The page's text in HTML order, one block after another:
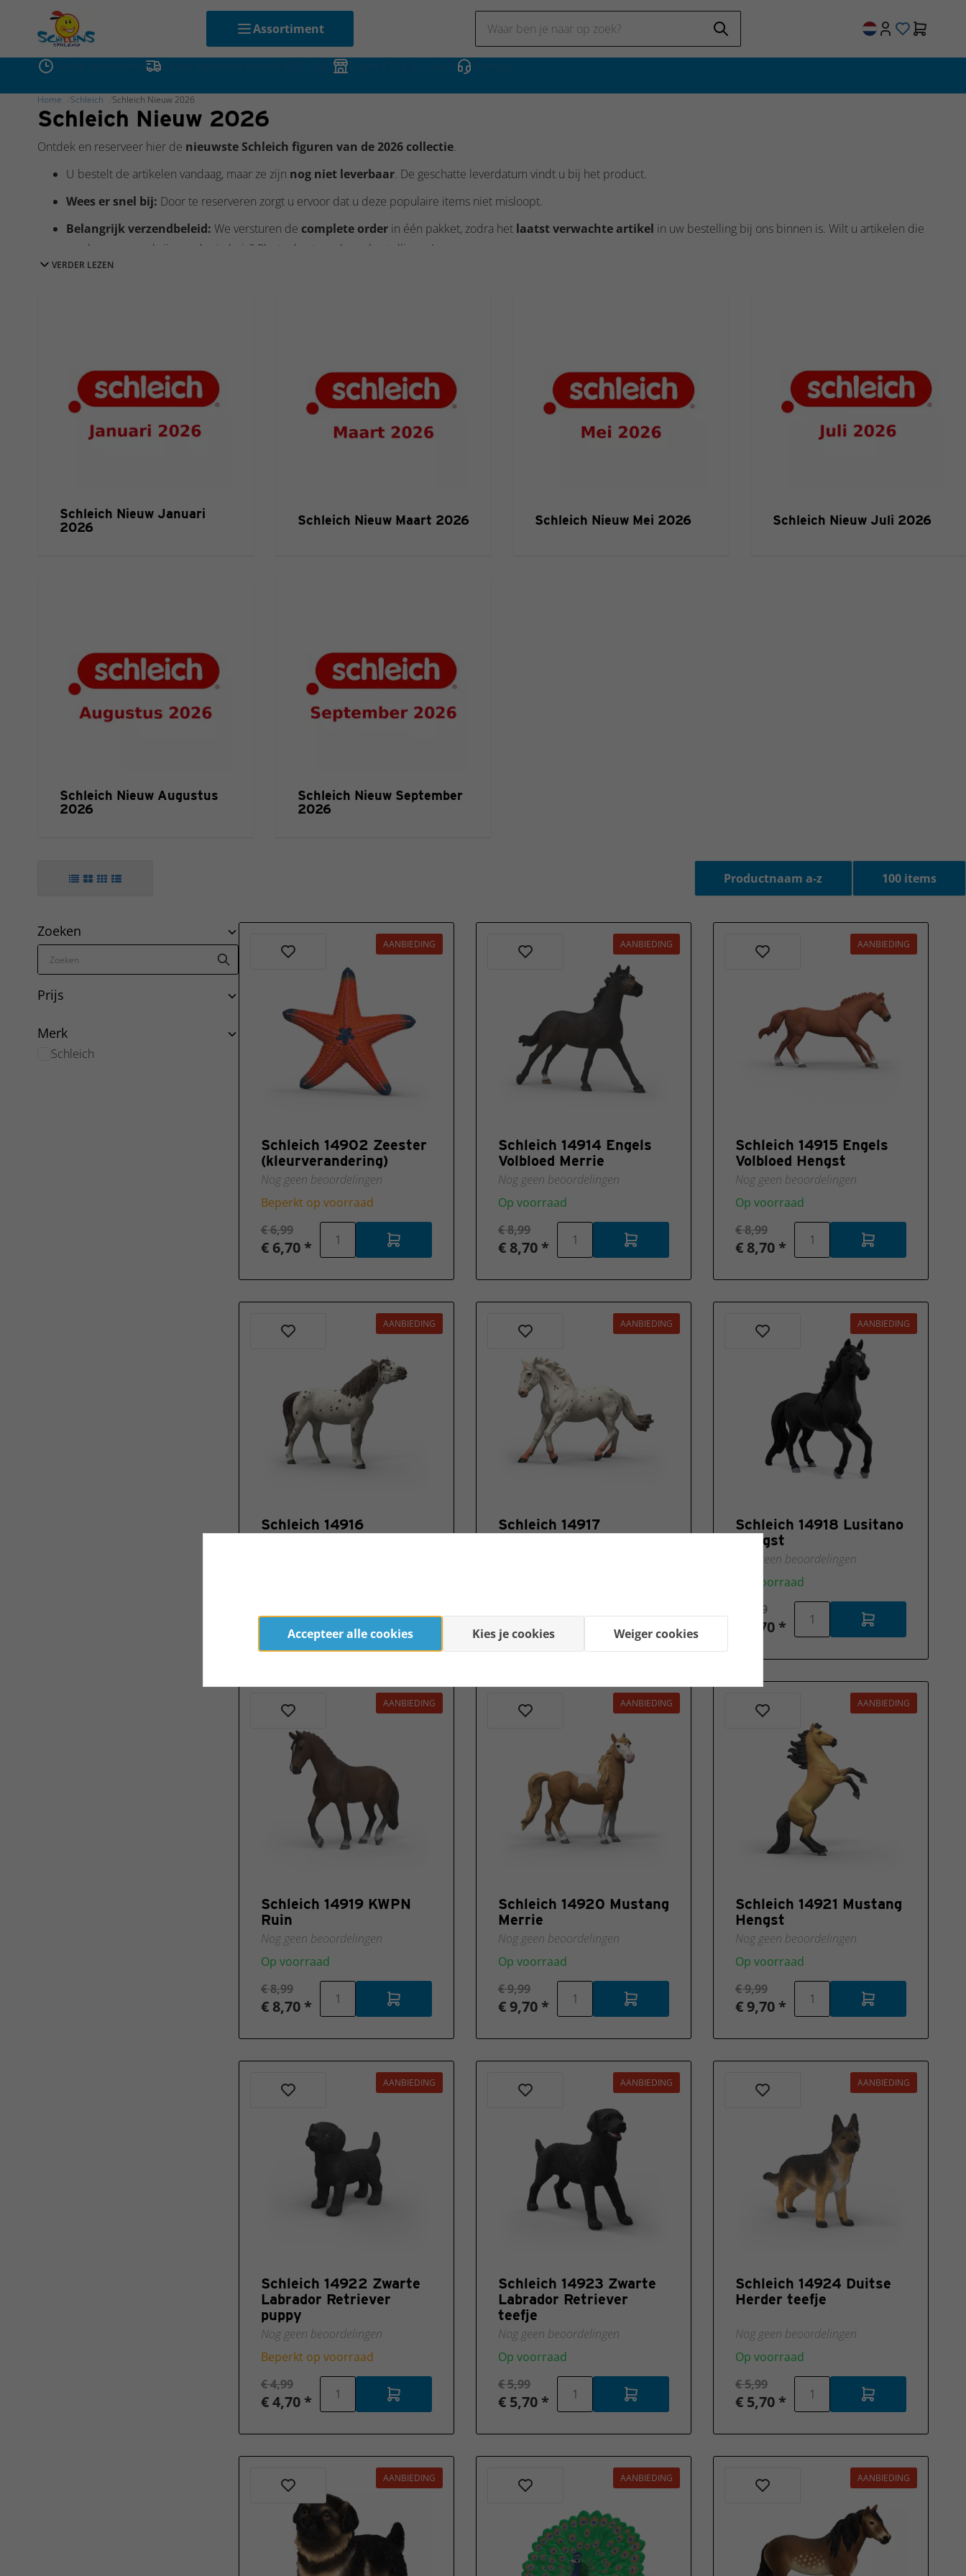
Assortiment
Home Schleich Schleich Nieuw 2026
Schleich Nieuw 2026
Ontdek en reserveer hier de nieuwste Schleich figuren van de 2026 collectie.
U bestelt de artikelen vandaag, maar ze zijn nog niet leverbaar. De geschatte leverdatum vindt u bij het product.
Wees er snel bij: Door te reserveren zorgt u ervoor dat u deze populaire items niet misloopt.
Belangrijk verzendbeleid: We versturen de complete order in één pakket, zodra het laatst verwachte artikel in uw bestelling bij ons binnen is. Wilt u artikelen die
nu al op voorraad zijn eerder in huis? Plaats dan twee losse bestellingen!
VERDER LEZEN
Schleich Nieuw Januari
2026
Schleich Nieuw Maart 2026 Schleich Nieuw Mei 2026 Schleich Nieuw Juli 2026
Schleich Nieuw Augustus
2026
Schleich Nieuw September
2026
Zoeken
Prijs
Merk
Schleich
AANBIEDING
Schleich 14902 Zeester
(kleurverandering)
Nog geen beoordelingen
Beperkt op voorraad
€ 6,99
€ 6,70 *
AANBIEDING
Schleich 14914 Engels
Volbloed Merrie
Nog geen beoordelingen
Op voorraad
€ 8,99
€ 8,70 *
AANBIEDING
Schleich 14915 Engels
Volbloed Hengst
Nog geen beoordelingen
Op voorraad
€ 8,99
€ 8,70 *
AANBIEDING
Schleich 14916
€ 8,70 *
AANBIEDING
Schleich 14917
€ 8,70 *
AANBIEDING
Schleich 14918 Lusitano
Hengst
Nog geen beoordelingen
Op voorraad
€ 8,99
€ 8,70 *
AANBIEDING
Schleich 14919 KWPN
Ruin
Nog geen beoordelingen
Op voorraad
€ 8,99
€ 8,70 *
AANBIEDING
Schleich 14920 Mustang
Merrie
Nog geen beoordelingen
Op voorraad
€ 9,99
€ 9,70 *
AANBIEDING
Schleich 14921 Mustang
Hengst
Nog geen beoordelingen
Op voorraad
€ 9,99
€ 9,70 *
AANBIEDING
Schleich 14922 Zwarte
Labrador Retriever
puppy
Nog geen beoordelingen
Beperkt op voorraad
€ 4,99
€ 4,70 *
AANBIEDING
Schleich 14923 Zwarte
Labrador Retriever
teefje
Nog geen beoordelingen
Op voorraad
€ 5,99
€ 5,70 *
AANBIEDING
Schleich 14924 Duitse
Herder teefje
Nog geen beoordelingen
Op voorraad
€ 5,99
€ 5,70 *
AANBIEDING AANBIEDING AANBIEDING
Accepteer alle cookies Kies je cookies Weiger cookies